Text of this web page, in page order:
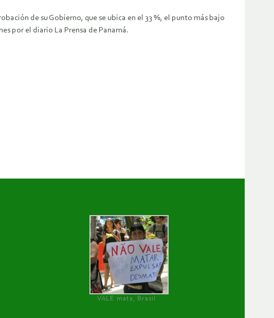
de su Gobierno, que se ubica en el 33 %, el punto más bajo
por el diario La Prensa de Panamá.
VALE mata, Brasil